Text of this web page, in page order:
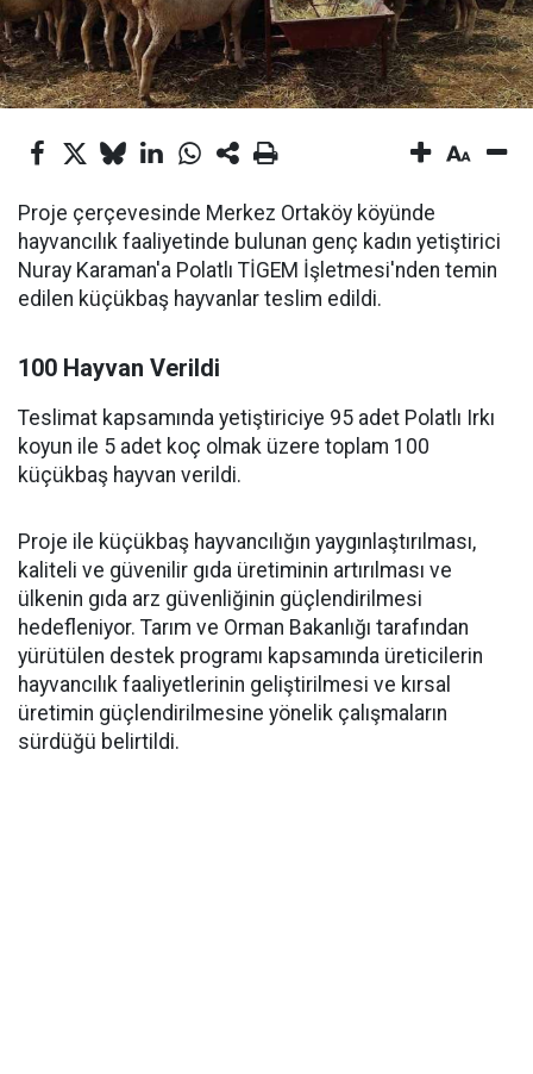
Proje çerçevesinde Merkez Ortaköy köyünde
hayvancılık faaliyetinde bulunan genç kadın yetiştirici
Nuray Karaman'a Polatlı TİGEM İşletmesi'nden temin
edilen küçükbaş hayvanlar teslim edildi.
100 Hayvan Verildi
Teslimat kapsamında yetiştiriciye 95 adet Polatlı Irkı
koyun ile 5 adet koç olmak üzere toplam 100
küçükbaş hayvan verildi.
Proje ile küçükbaş hayvancılığın yaygınlaştırılması,
kaliteli ve güvenilir gıda üretiminin artırılması ve
ülkenin gıda arz güvenliğinin güçlendirilmesi
hedefleniyor. Tarım ve Orman Bakanlığı tarafından
yürütülen destek programı kapsamında üreticilerin
hayvancılık faaliyetlerinin geliştirilmesi ve kırsal
üretimin güçlendirilmesine yönelik çalışmaların
sürdüğü belirtildi.